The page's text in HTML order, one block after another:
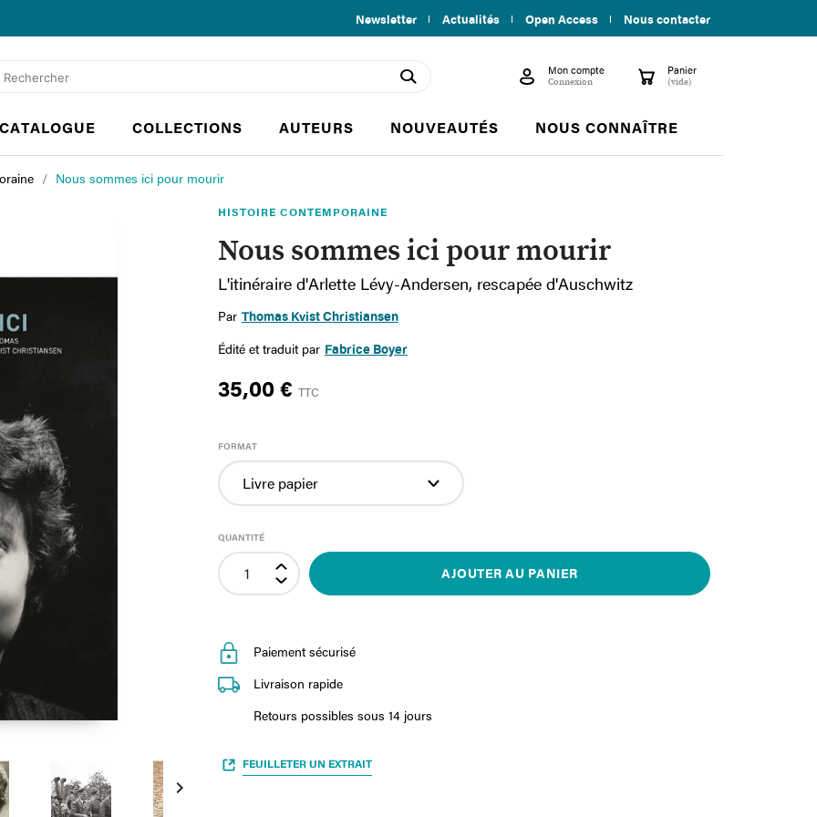
Newsletter Actualités Open Access Nous contacter
search  Mon compte
Connexion shopping_cart Panier
(vide)
COLLECTIONS AUTEURS NOUVEAUTÉS NOUS CONNAÎTRE
Nous sommes ici pour mourir

HISTOIRE CONTEMPORAINE
Nous sommes ici pour mourir
L'itinéraire d'Arlette Lévy-Andersen, rescapée d'Auschwitz
Par Thomas Kvist Christiansen
Édité et traduit par Fabrice Boyer
35,00 € TTC
FORMAT
QUANTITÉ
AJOUTER AU PANIER
Paiement sécurisé
Livraison rapide
Retours possibles sous 14 jours
FEUILLETER UN EXTRAIT